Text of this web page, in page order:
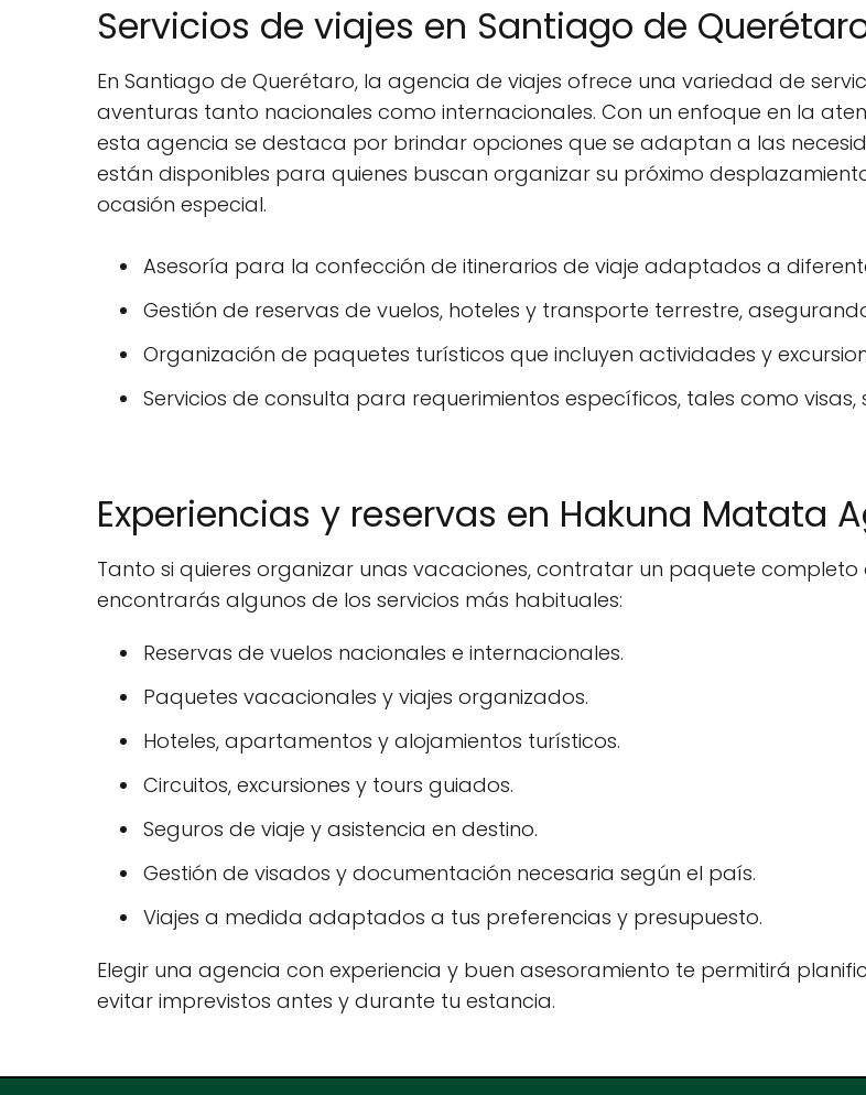
Servicios de viajes en Santiago de
En Santiago de Querétaro, la agencia de viajes ofrece una variedad de
aventuras tanto nacionales como internacionales. Con un enfoque en la
esta agencia se destaca por brindar opciones que se adaptan a las
están disponibles para quienes buscan organizar su próximo
ocasión especial.
Asesoría para la confección de itinerarios de viaje adaptados a
Gestión de reservas de vuelos, hoteles y transporte terrestre,
Organización de paquetes turísticos que incluyen actividades y
Servicios de consulta para requerimientos específicos, tales como
Experiencias y reservas en Hakuna Matata
Tanto si quieres organizar unas vacaciones, contratar un paquete
encontrarás algunos de los servicios más habituales:
Reservas de vuelos nacionales e internacionales.
Paquetes vacacionales y viajes organizados.
Hoteles, apartamentos y alojamientos turísticos.
Circuitos, excursiones y tours guiados.
Seguros de viaje y asistencia en destino.
Gestión de visados y documentación necesaria según el país.
Viajes a medida adaptados a tus preferencias y presupuesto.
Elegir una agencia con experiencia y buen asesoramiento te permitirá
evitar imprevistos antes y durante tu estancia.